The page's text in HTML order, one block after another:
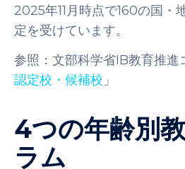
2025年11月時点で160の国
定を受けています。
参照：文部科学省IB教育推進
認定校・候補校 」
4つの年齢別
ラム